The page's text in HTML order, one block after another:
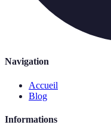
Navigation
Accueil
Blog
Informations